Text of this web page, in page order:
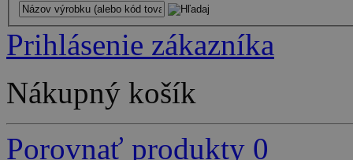
Prihlásenie zákazníka
Nákupný košík
Porovnať produkty 0